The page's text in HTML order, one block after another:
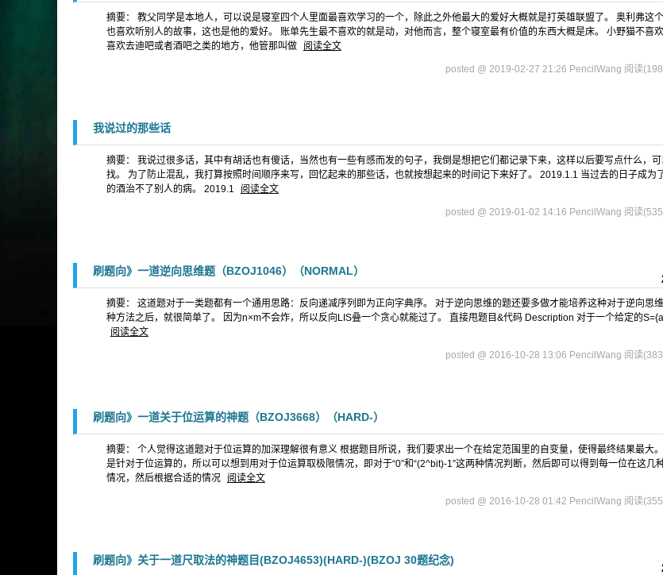
摘要： 教父同学是本地人，可以说是寝室四个人里面最喜欢学习的一个，除此之外他最大的爱好大概就是打英雄联盟了。 奥利弗这
也喜欢听别人的故事，这也是他的爱好。 账单先生最不喜欢的就是动，对他而言，整个寝室最有价值的东西大概是床。 小野猫不喜
喜欢去迪吧或者酒吧之类的地方，他管那叫做
阅读全文
posted @ 2019-02-27 21:26 PencilWang 阅读
我说过的那些话
摘要： 我说过很多话，其中有胡话也有傻话，当然也有一些有感而发的句子，我倒是想把它们都记录下来，这样以后要写点什么，
找。 为了防止混乱，我打算按照时间顺序来写，回忆起来的那些话，也就按想起来的时间记下来好了。 2019.1.1 当过去的日子成为
的酒治不了别人的病。 2019.1
阅读全文
posted @ 2019-01-02 14:16 PencilWang 阅读
刷题向》一道逆向思维题（BZOJ1046）（NORMAL）
摘要： 这道题对于一类题都有一个通用思路：反向递减序列即为正向字典序。 对于逆向思维的题还要多做才能培养这种对于逆向思
种方法之后，就很简单了。 因为n×m不会炸，所以反向LIS叠一个贪心就能过了。 直接甩题目&代码 Description 对于一个给定的
阅读全文
posted @ 2016-10-28 13:06 PencilWang 阅读
刷题向》一道关于位运算的神题（BZOJ3668）（HARD-）
摘要： 个人觉得这道题对于位运算的加深理解很有意义 根据题目所说，我们要求出一个在给定范围里的自变量，使得最终结果最大
是针对于位运算的，所以可以想到用对于位运算取极限情况，即对于“0”和“(2^bit)-1”这两种情况判断，然后即可以得到每一位在这几
情况，然后根据合适的情况
阅读全文
posted @ 2016-10-28 01:42 PencilWang 阅读
刷题向》关于一道尺取法的神题目(BZOJ4653)(HARD-)(BZOJ 30题纪念)